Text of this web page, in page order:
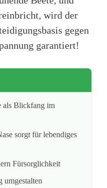
wird der
gegen
garantiert!
als Blickfang im
sorgt für lebendiges
Fürsorglichkeit
umgestalten